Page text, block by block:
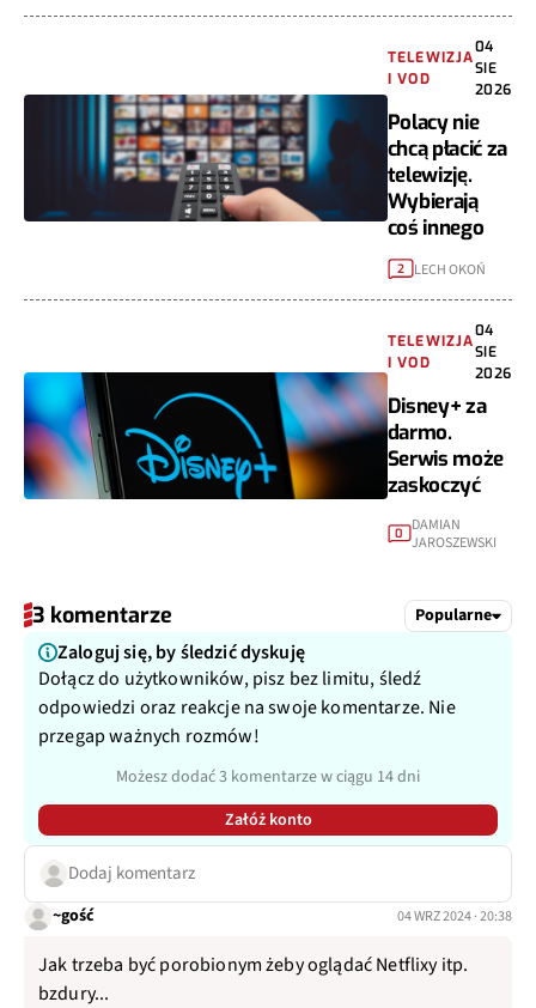
TELEWIZJA
I VOD
04
SIE
2026
Polacy nie
chcą płacić za
telewizję.
Wybierają
coś innego
2 LECH OKOŃ
TELEWIZJA
I VOD
04
SIE
2026
Disney+ za
darmo.
Serwis może
zaskoczyć
0 DAMIAN
JAROSZEWSKI
3 komentarze Popularne
Zaloguj się, by śledzić dyskuję
Dołącz do użytkowników, pisz bez limitu, śledź
odpowiedzi oraz reakcje na swoje komentarze. Nie
przegap ważnych rozmów!
Możesz dodać 3 komentarze w ciągu 14 dni
Załóż konto
Dodaj komentarz
~gość 04 WRZ 2024 · 20:38
Jak trzeba być porobionym żeby oglądać Netflixy itp.
bzdury...